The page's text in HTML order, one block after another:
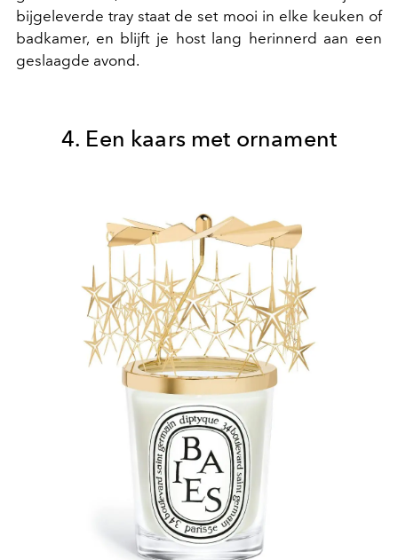
bijgeleverde tray staat de set mooi in elke keuken of
badkamer, en blijft je host lang herinnerd aan een
geslaagde avond.
4. Een kaars met ornament